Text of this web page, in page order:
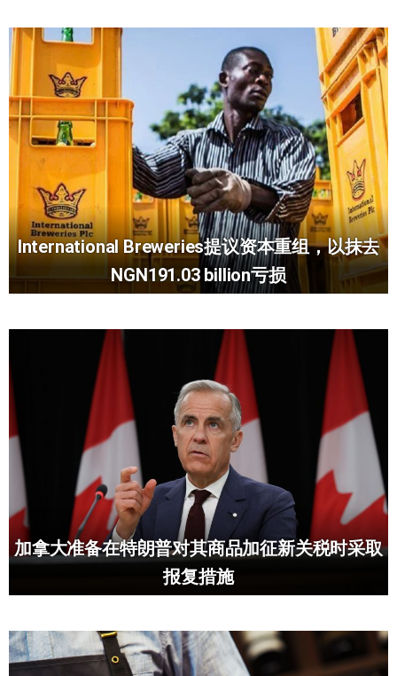
International Breweries提议资本重组，以抹去
NGN191.03 billion亏损
加拿大准备在特朗普对其商品加征新关税时采取
报复措施